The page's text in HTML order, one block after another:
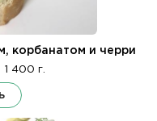
корбанатом и черри
1 400 г.